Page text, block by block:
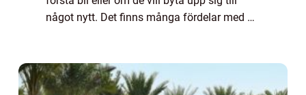
något nytt. Det finns många fördelar med att